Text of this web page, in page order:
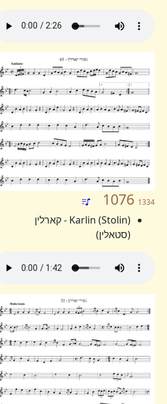
1076 1334
Karlin (Stolin) - קארלין
(סטאלין)